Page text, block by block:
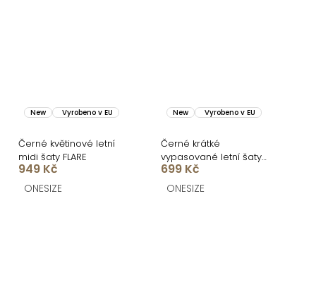
New Vyrobeno v EU
Černé květinové letní
midi šaty FLARE
949 Kč
ONESIZE
New Vyrobeno v EU
Černé krátké
vypasované letní šaty
BRINELLE
699 Kč
ONESIZE